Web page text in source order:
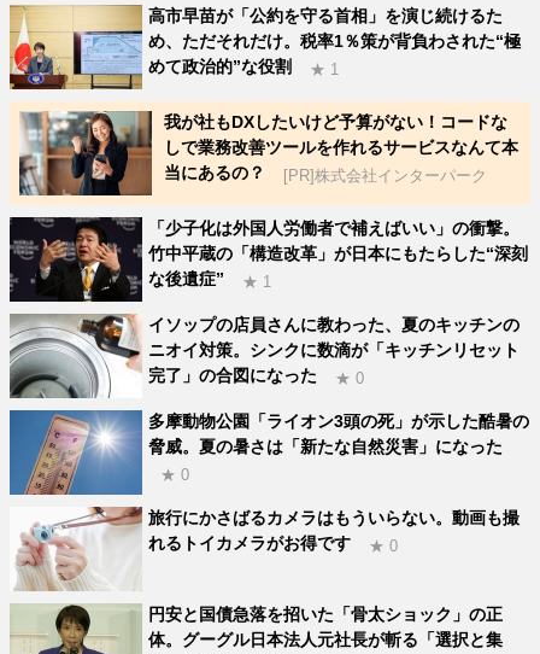
高市早苗が「公約を守る首相」を演じ続けるた
め、ただそれだけ。税率1％策が背負わされた“極
めて政治的”な役割
★ 1
我が社もDXしたいけど予算がない！コードな
しで業務改善ツールを作れるサービスなんて本
当にあるの？
[PR]株式会社インターパーク
「少子化は外国人労働者で補えばいい」の衝撃。
竹中平蔵の「構造改革」が日本にもたらした“深刻
な後遺症”
★ 1
イソップの店員さんに教わった、夏のキッチンの
ニオイ対策。シンクに数滴が「キッチンリセット
完了」の合図になった
★ 0
多摩動物公園「ライオン3頭の死」が示した酷暑の
脅威。夏の暑さは「新たな自然災害」になった
★ 0
旅行にかさばるカメラはもういらない。動画も撮
れるトイカメラがお得です
★ 0
円安と国債急落を招いた「骨太ショック」の正
体。グーグル日本法人元社長が斬る「選択と集